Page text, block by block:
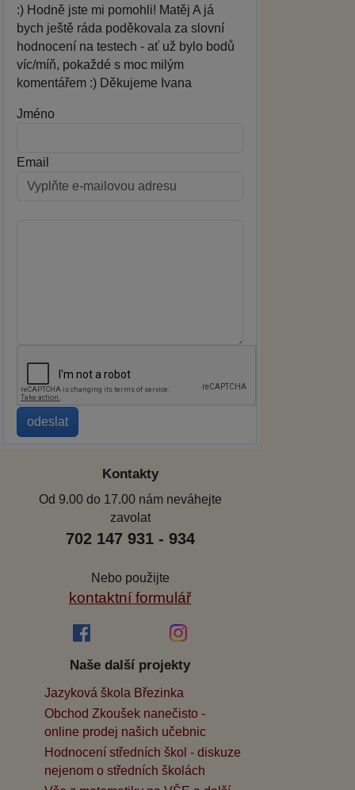
:) Hodně jste mi pomohli! Matěj A já
bych ještě ráda poděkovala za slovní
hodnocení na testech - ať už bylo bodů
víc/míň, pokaždé s moc milým
komentářem :) Děkujeme Ivana
Jméno
Email
Kontakty
Od 9.00 do 17.00 nám neváhejte
zavolat
702 147 931 - 934
Nebo použijte
kontaktní formulář
Naše další projekty
Jazyková škola Březinka
Obchod Zkoušek nanečisto -
online prodej našich učebnic
Hodnocení středních škol - diskuze
nejenom o středních školách